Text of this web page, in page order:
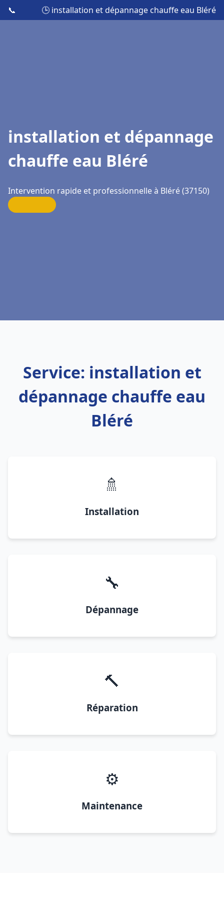
📞 🕒 installation et dépannage chauffe eau Bléré
installation et dépannage
chauffe eau Bléré
Intervention rapide et professionnelle à Bléré (37150)
Service: installation et
dépannage chauffe eau
Bléré
🚿
Installation
🔧
Dépannage
🔨
Réparation
⚙️
Maintenance